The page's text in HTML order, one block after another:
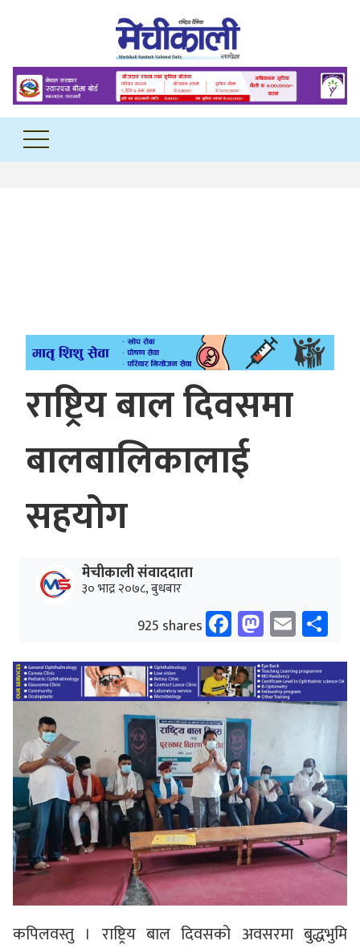
राष्ट्रिय बाल दिवसमा
बालबालिकालाई
सहयोग
मेचीकाली संवाददाता
३० भाद्र २०७८, बुधबार
925 shares Facebook
Email
कपिलवस्तु । राष्ट्रिय बाल दिवसको अवसरमा बुद्धभुमि